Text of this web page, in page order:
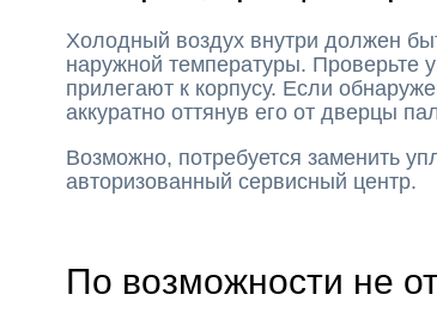
Холодный воздух внутри должен
наружной температуры. Проверьте
прилегают к корпусу. Если
аккуратно оттянув его от дверцы
Возможно, потребуется заменить
авторизованный сервисный центр.
По возможности не